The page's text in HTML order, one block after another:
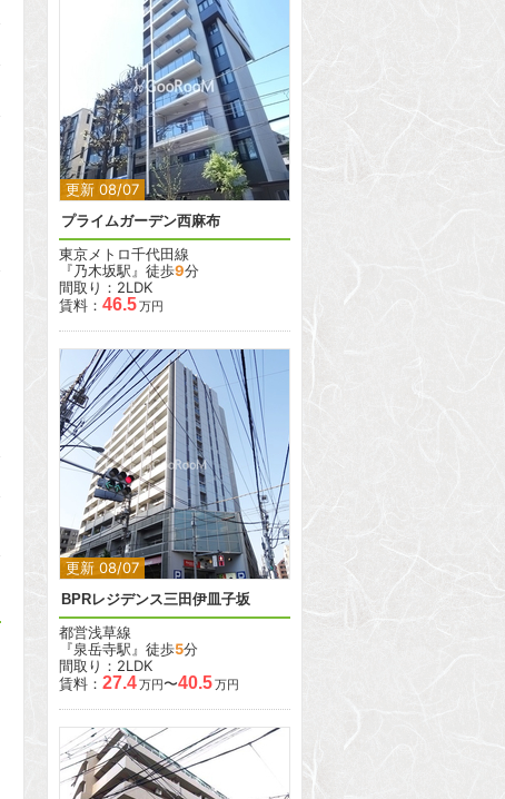
更新 08/07
2
プライムガーデン西麻布
東京メトロ千代田線
『乃木坂駅』徒歩9分
間取り：2LDK
賃料： 46.5万円
更新 08/07
2 2
BPRレジデンス三田伊皿子坂
都営浅草線
『泉岳寺駅』徒歩5分
間取り：2LDK
賃料： 27.4万円〜40.5万円